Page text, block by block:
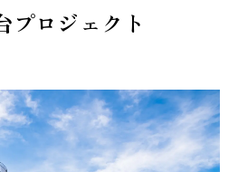
プロジェクト